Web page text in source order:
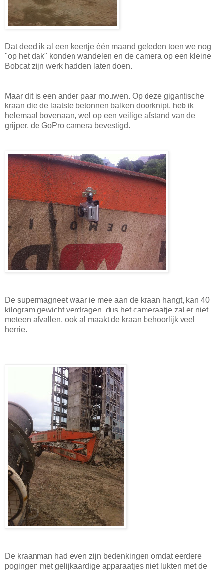
Dat deed ik al een keertje één maand geleden toen we nog
"op het dak" konden wandelen en de camera op een kleine
Bobcat zijn werk hadden laten doen.
Maar dit is een ander paar mouwen. Op deze gigantische
kraan die de laatste betonnen balken doorknipt, heb ik
helemaal bovenaan, wel op een veilige afstand van de
grijper, de GoPro camera bevestigd.
De supermagneet waar ie mee aan de kraan hangt, kan 40
kilogram gewicht verdragen, dus het cameraatje zal er niet
meteen afvallen, ook al maakt de kraan behoorlijk veel
herrie.
De kraanman had even zijn bedenkingen omdat eerdere
pogingen met gelijkaardige apparaatjes niet lukten met de